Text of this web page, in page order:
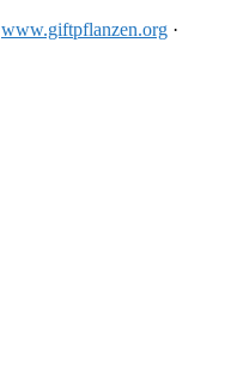
www.giftpflanzen.org ·